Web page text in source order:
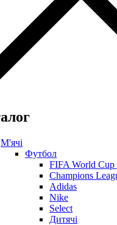
М'ячі
Футбол
FIFA World Cup
Champions
Adidas
Nike
Select
Дитячі